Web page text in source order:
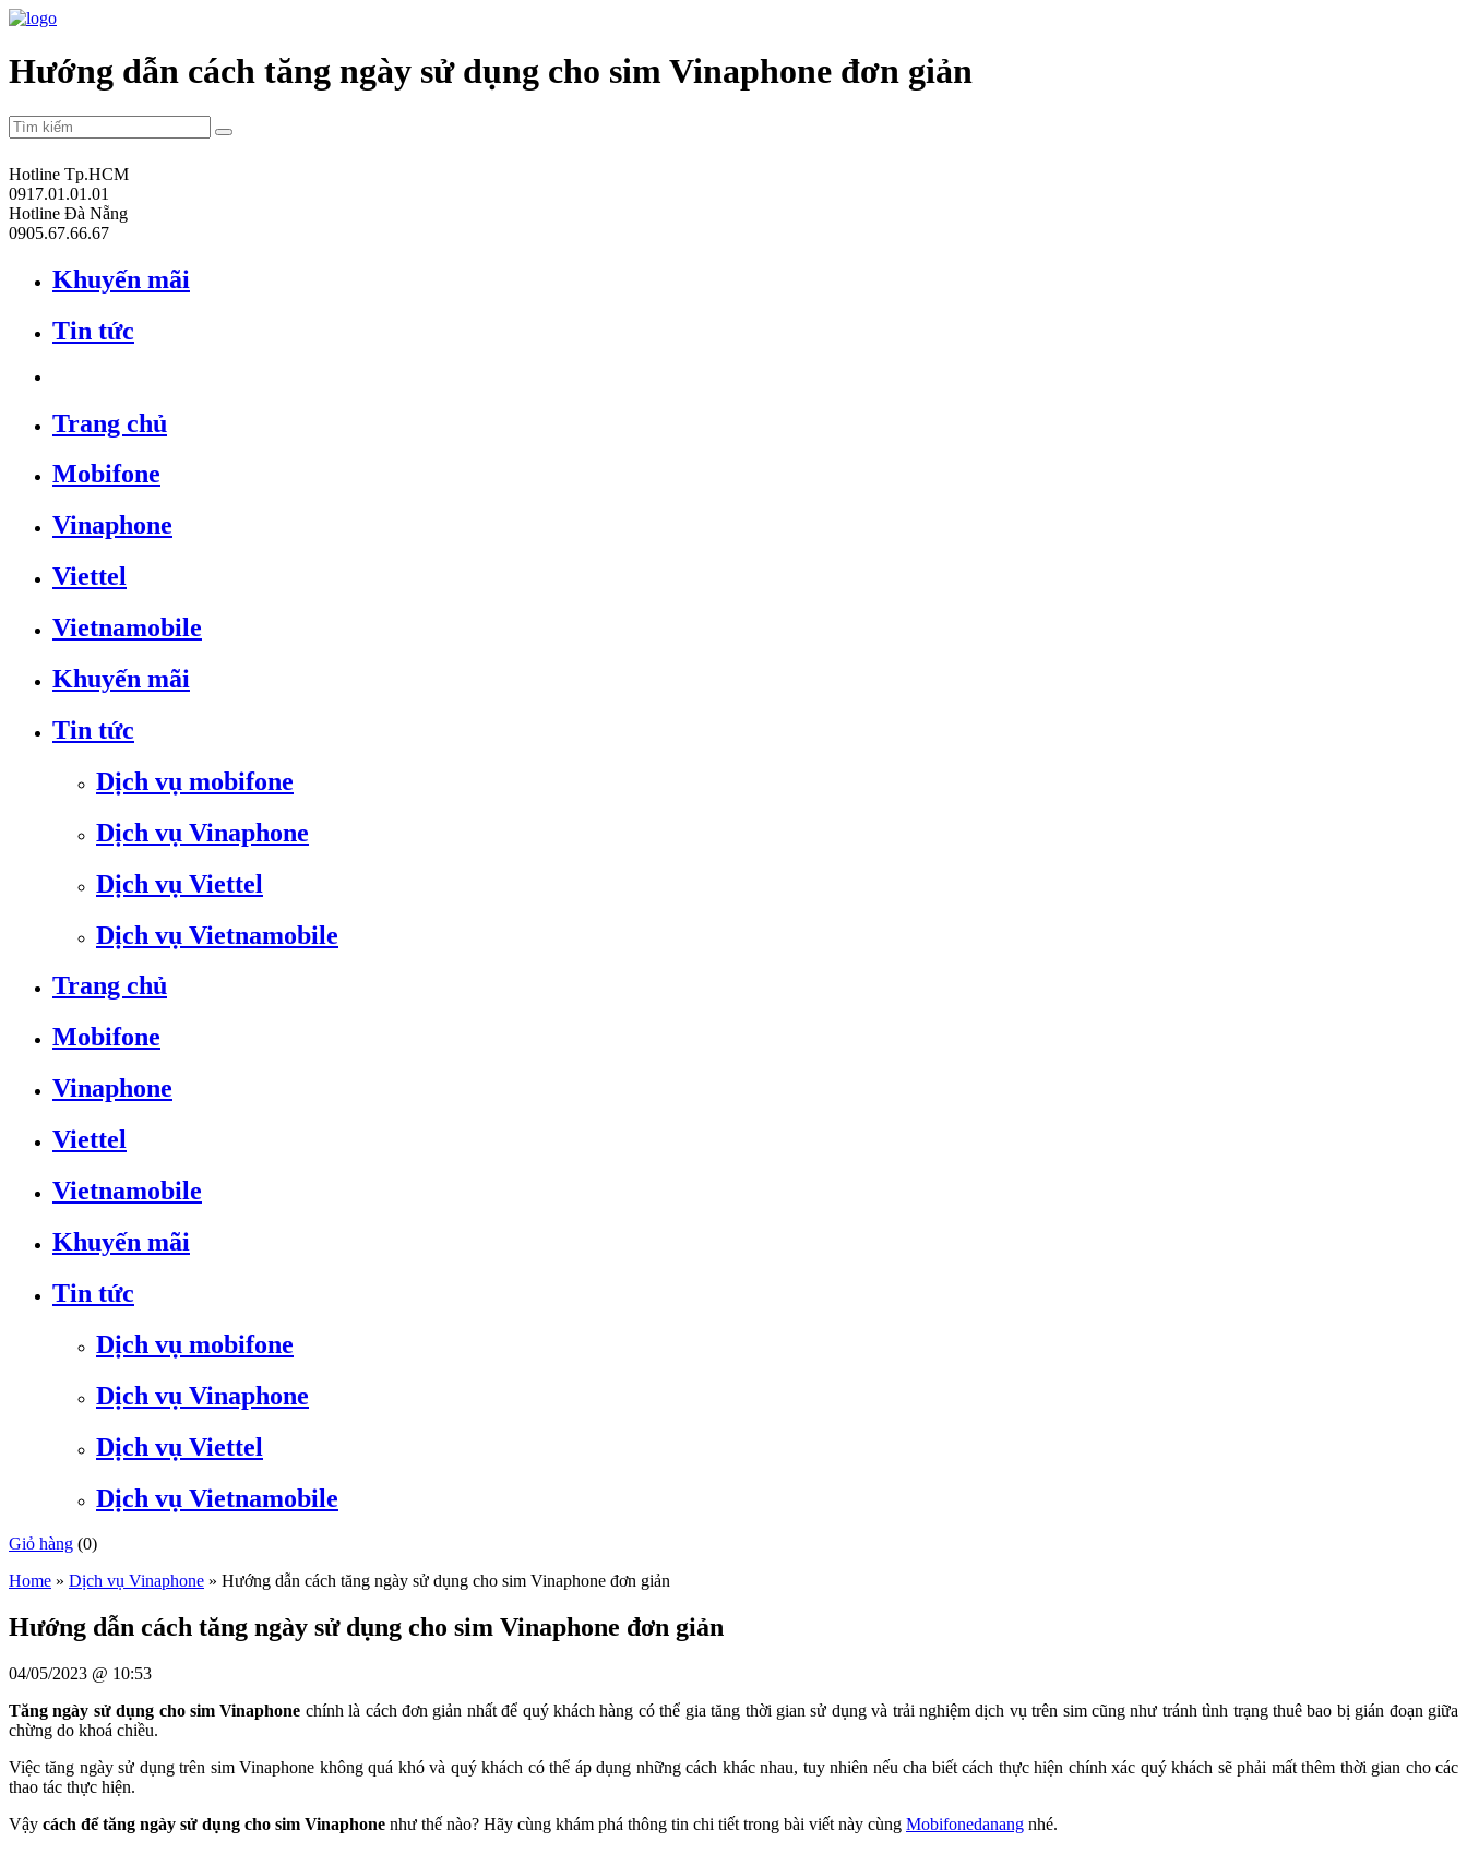
Hướng dẫn cách tăng ngày sử dụng cho sim Vinaphone đơn giản
Hotline Tp.HCM
0917.01.01.01
Hotline Đà Nẵng
0905.67.66.67
Khuyến mãi
Tin tức
Trang chủ
Mobifone
Vinaphone
Viettel
Vietnamobile
Khuyến mãi
Tin tức
Dịch vụ mobifone
Dịch vụ Vinaphone
Dịch vụ Viettel
Dịch vụ Vietnamobile
Trang chủ
Mobifone
Vinaphone
Viettel
Vietnamobile
Khuyến mãi
Tin tức
Dịch vụ mobifone
Dịch vụ Vinaphone
Dịch vụ Viettel
Dịch vụ Vietnamobile
Giỏ hàng (0)
Home » Dịch vụ Vinaphone » Hướng dẫn cách tăng ngày sử dụng cho sim Vinaphone đơn giản
Hướng dẫn cách tăng ngày sử dụng cho sim Vinaphone đơn giản
04/05/2023 @ 10:53
Tăng ngày sử dụng cho sim Vinaphone chính là cách đơn giản nhất để quý khách hàng có thể gia tăng thời gian sử dụng và trải nghiệm dịch vụ trên sim cũng như tránh tình trạng thuê bao bị gián đoạn giữa
chừng do khoá chiều.
Việc tăng ngày sử dụng trên sim Vinaphone không quá khó và quý khách có thể áp dụng những cách khác nhau, tuy nhiên nếu cha biết cách thực hiện chính xác quý khách sẽ phải mất thêm thời gian cho các
thao tác thực hiện.
Vậy cách để tăng ngày sử dụng cho sim Vinaphone như thế nào? Hãy cùng khám phá thông tin chi tiết trong bài viết này cùng Mobifonedanang nhé.